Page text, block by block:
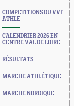
COMPETITIONS DU VVF
ATHLE
CALENDRIER 2026 EN
CENTRE VAL DE LOIRE
RÉSULTATS
MARCHE ATHLÉTIQUE
MARCHE NORDIQUE